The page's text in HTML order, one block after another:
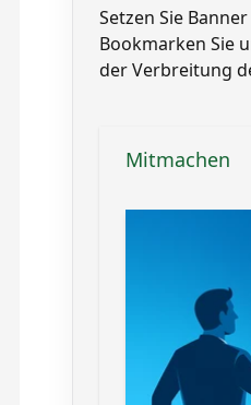
Setzen Sie
Bookmarken Sie
der Verbreitung
Mitmachen